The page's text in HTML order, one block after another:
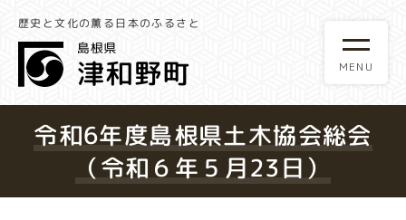
歴史と文化の薫る日本のふるさと
令和6年度島根県土木協会総会
（令和６年５月23日）